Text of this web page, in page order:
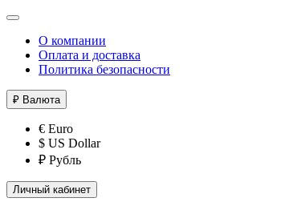
О компании
Оплата и доставка
Политика безопасности
₽ Валюта
€ Euro
$ US Dollar
₽ Рубль
Личный кабинет